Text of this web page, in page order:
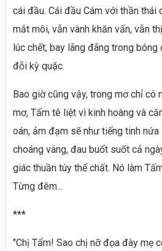
cái đầu. Cái đầu Cám với thần thái
mắt môi, vẫn vành khăn vấn, vẫn
lúc chết, bay lãng đãng trong
đỗi kỳ quặc.
Bao giờ cũng vậy, trong mơ chỉ có
mơ, Tấm tê liệt vì kinh hoàng và
oán, ảm đạm sẽ như tiếng tinh
choáng váng, đau buốt suốt cả
giác thuần túy thể chất. Nó làm
Từng đêm...
***
"Chị Tấm! Sao chị nỡ đọa đày mẹ